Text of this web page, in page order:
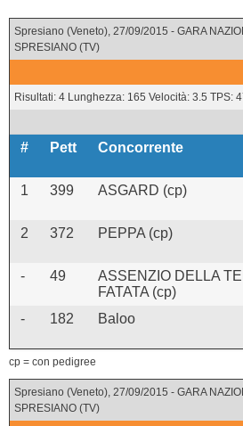
Spresiano (Veneto), 27/09/2015 - GARA
SPRESIANO (TV)
Risultati: 4 Lunghezza: 165 Velocità: 3.5 TPS:
# Pett Concorrente
1 399 ASGARD (cp)
2
372 PEPPA (cp)
-
49
ASSENZIO DELLA
FATATA (cp)
- 182 Baloo
cp = con pedigree
Spresiano (Veneto), 27/09/2015 - GARA
SPRESIANO (TV)